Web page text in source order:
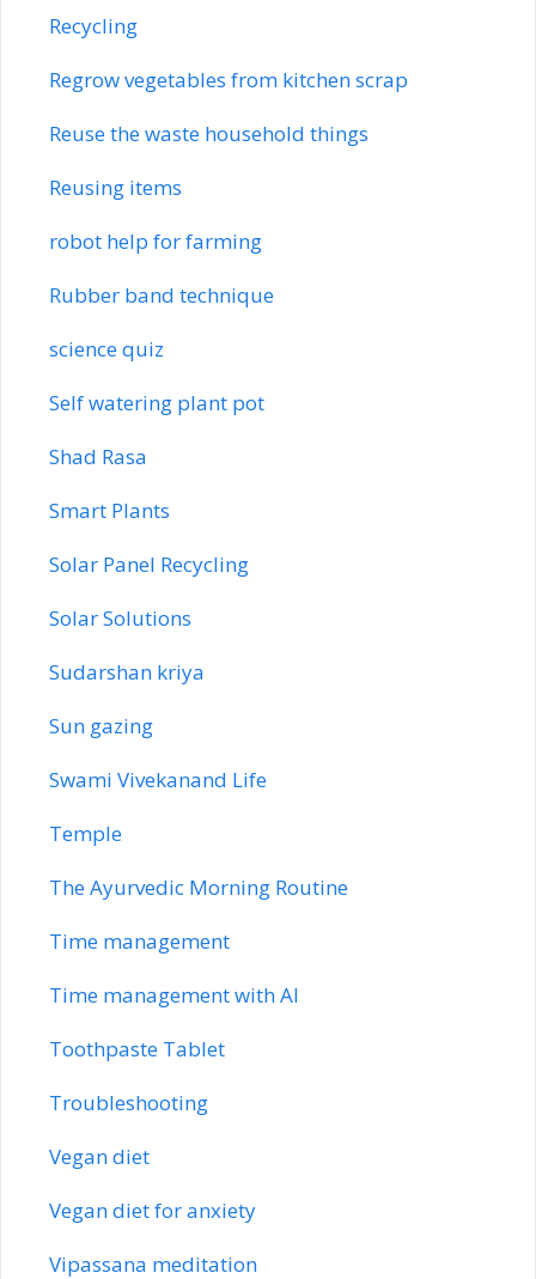
Recycling
Regrow vegetables from kitchen scrap
Reuse the waste household things
Reusing items
robot help for farming
Rubber band technique
science quiz
Self watering plant pot
Shad Rasa
Smart Plants
Solar Panel Recycling
Solar Solutions
Sudarshan kriya
Sun gazing
Swami Vivekanand Life
Temple
The Ayurvedic Morning Routine
Time management
Time management with AI
Toothpaste Tablet
Troubleshooting
Vegan diet
Vegan diet for anxiety
Vipassana meditation